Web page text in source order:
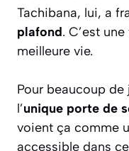
Tachibana, lui, a
plafond. C’est
meilleure vie.
Pour beaucoup de
l’unique porte de
voient ça comme
accessible dans